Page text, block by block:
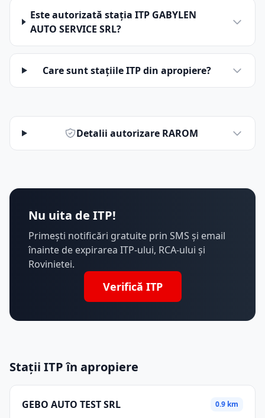
Este autorizată stația ITP GABYLEN
AUTO SERVICE SRL?
Care sunt stațiile ITP din apropiere?
Detalii autorizare RAROM
Nu uita de ITP!
Primești notificări gratuite prin SMS și email
înainte de expirarea ITP-ului, RCA-ului și
Rovinietei.
Verifică ITP
Stații ITP în apropiere
GEBO AUTO TEST SRL 0.9 km